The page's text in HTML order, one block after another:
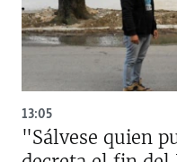
13:05
"Sálvese quien